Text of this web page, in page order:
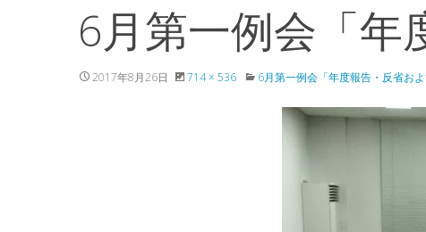
6月第一例会「年
2017年8月26日 714 × 536 6月第一例会「年度報告・反省およ